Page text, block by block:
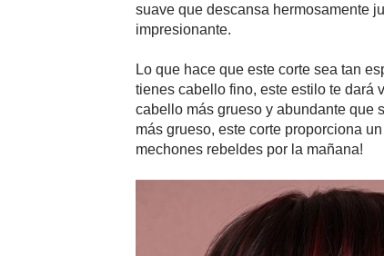
suave que descansa hermosamente
impresionante.
Lo que hace que este corte sea tan
tienes cabello fino, este estilo te dará
cabello más grueso y abundante que
más grueso, este corte proporciona
mechones rebeldes por la mañana!